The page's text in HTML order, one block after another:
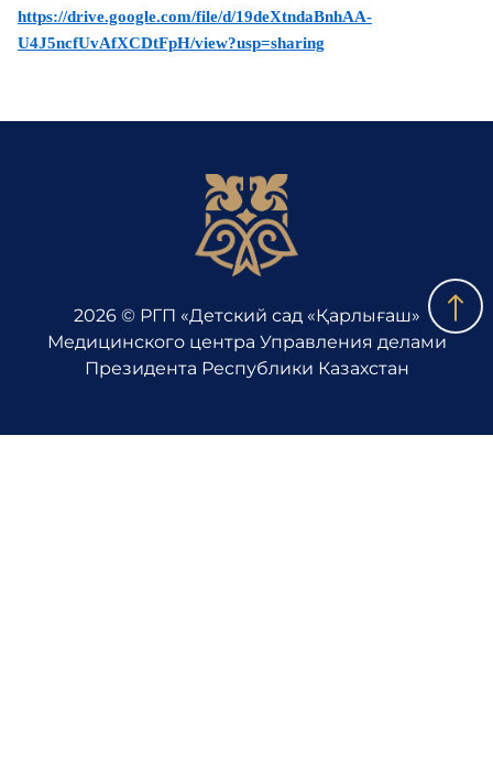
https://drive.google.com/file/d/19deXtndaBnhAA-
U4J5ncfUvAfXCDtFpH/view?usp=sharing
2026 © РГП «Детский сад «Қарлығаш»
Медицинского центра Управления делами
Президента Республики Казахстан